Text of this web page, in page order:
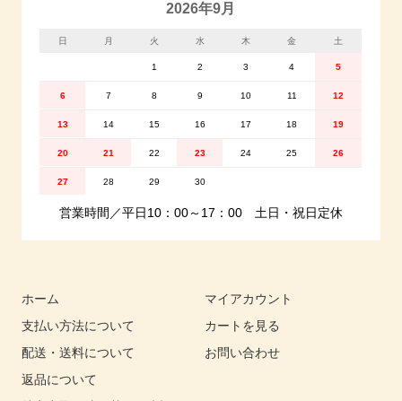
2026年9月
日 月 火 水 木 金 土
1 2 3 4 5
6 7 8 9 10 11 12
13 14 15 16 17 18 19
20 21 22 23 24 25 26
27 28 29 30
営業時間／平日10：00～17：00 土日・祝日定休
ホーム
支払い方法について
配送・送料について
返品について
マイアカウント
カートを見る
お問い合わせ